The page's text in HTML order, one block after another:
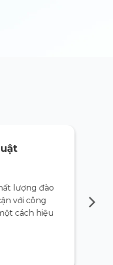
lượng đào
với công
cách hiệu
tạo